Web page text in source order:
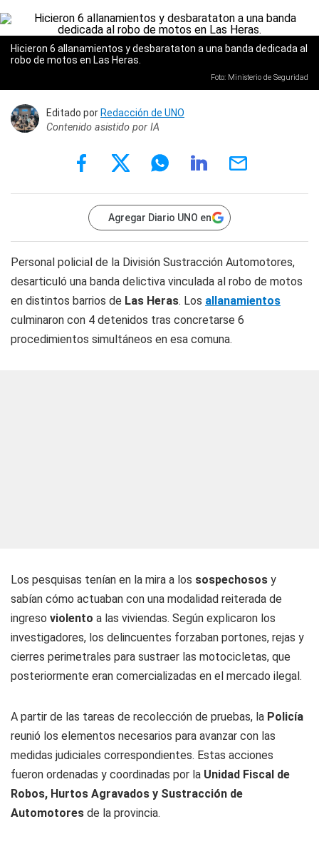
Hicieron 6 allanamientos y desbarataton a una banda dedicada al
robo de motos en Las Heras.
Foto: Ministerio de Seguridad
Editado porRedacción de UNO
Contenido asistido por IA
Agregar Diario UNO en
Personal policial de la División Sustracción Automotores,
desarticuló una banda delictiva vinculada al robo de motos
en distintos barrios de Las Heras. Los allanamientos
culminaron con 4 detenidos tras concretarse 6
procedimientos simultáneos en esa comuna.
Los pesquisas tenían en la mira a los sospechosos y
sabían cómo actuaban con una modalidad reiterada de
ingreso violento a las viviendas. Según explicaron los
investigadores, los delincuentes forzaban portones, rejas y
cierres perimetrales para sustraer las motocicletas, que
posteriormente eran comercializadas en el mercado ilegal.
A partir de las tareas de recolección de pruebas, la Policía
reunió los elementos necesarios para avanzar con las
medidas judiciales correspondientes. Estas acciones
fueron ordenadas y coordinadas por la Unidad Fiscal de
Robos, Hurtos Agravados y Sustracción de
Automotores de la provincia.